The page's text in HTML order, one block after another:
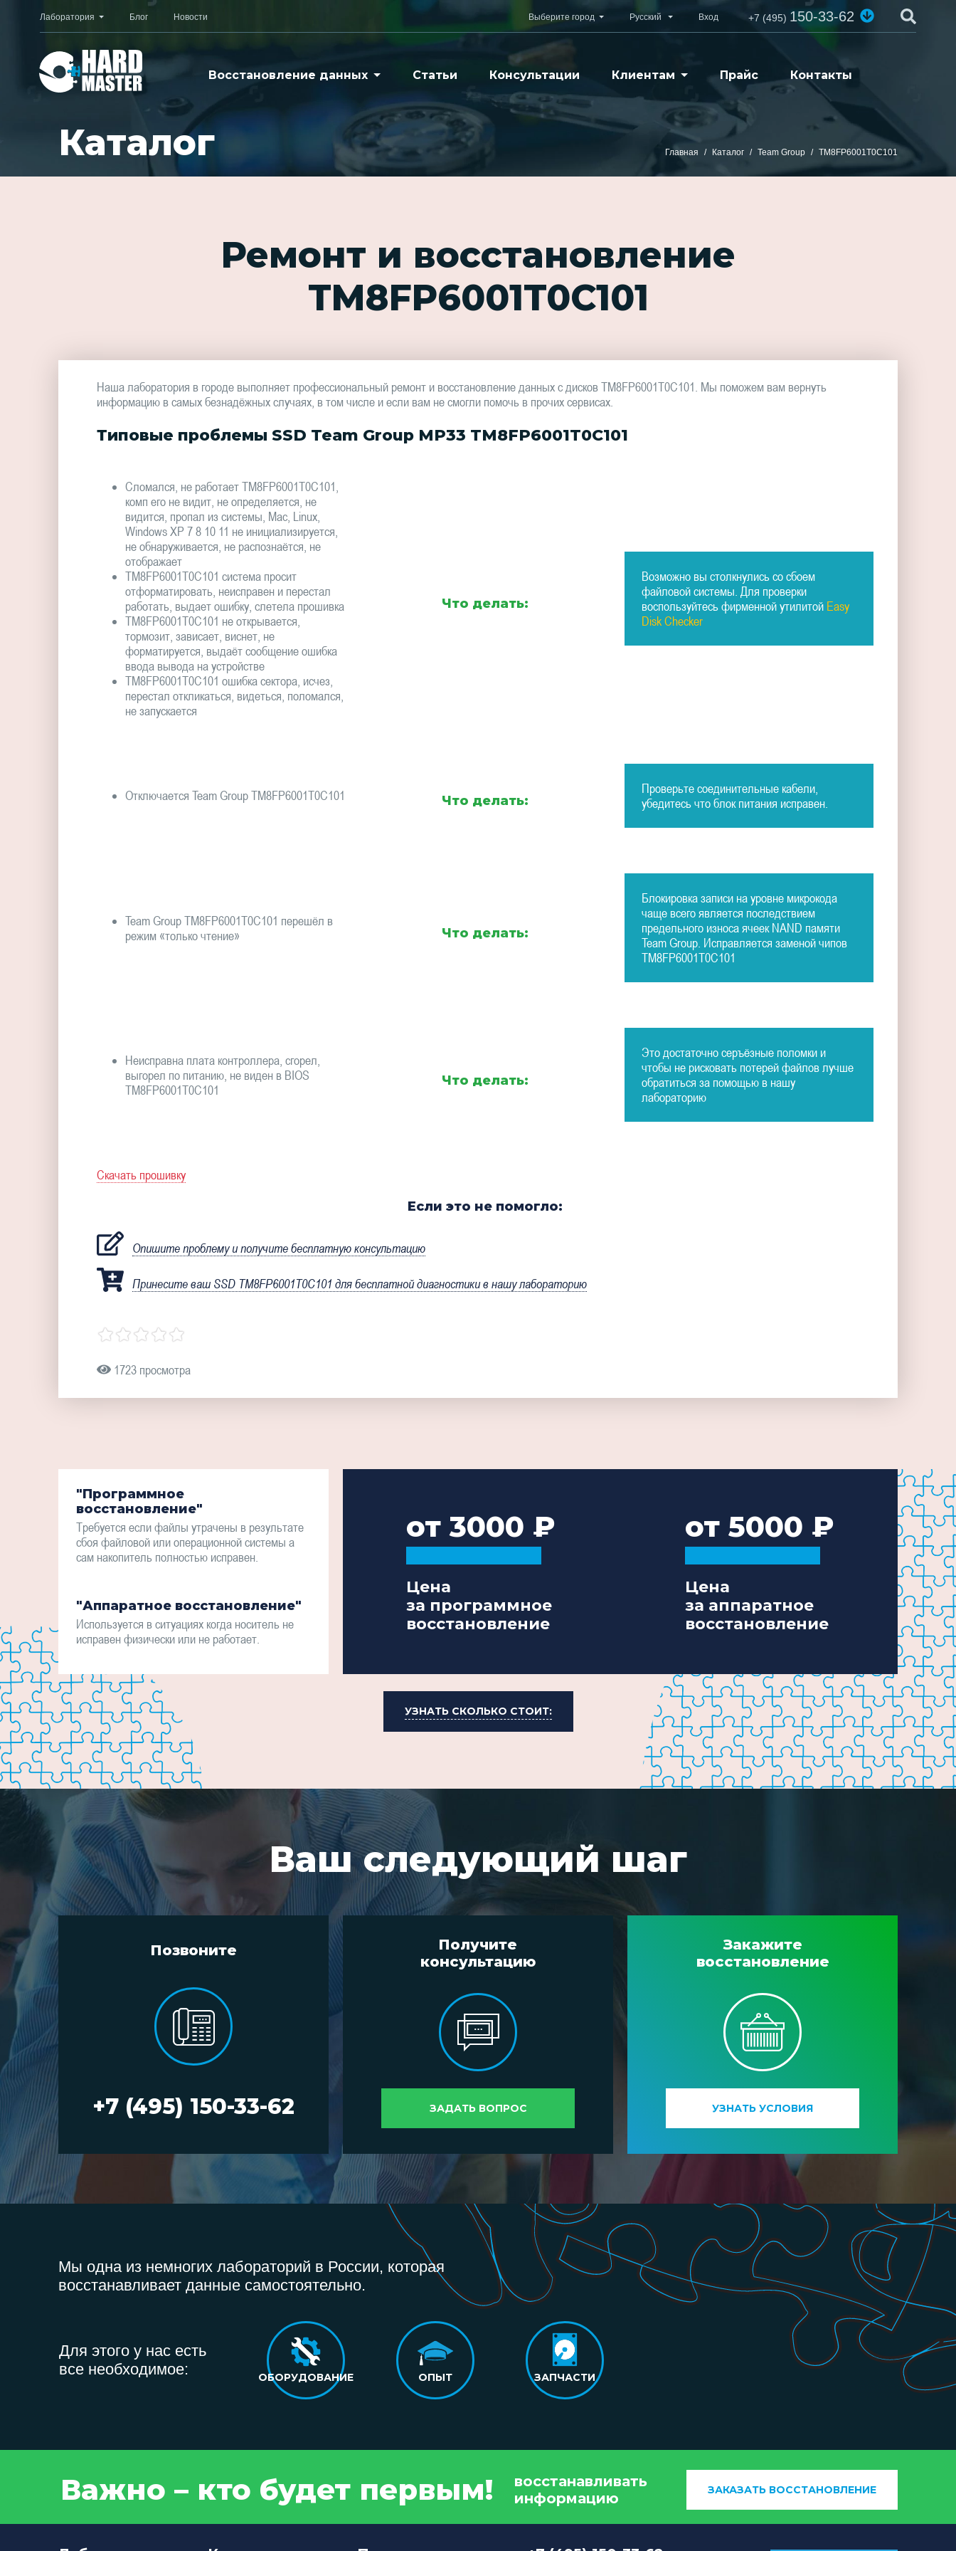
Восстановление данных Статьи Консультации Клиентам Прайс Контакты
Лаборатория Блог Новости Выберите город Русский Вход +7 (495)150-33-62
Каталог Главная Каталог Team Group TM8FP6001T0C101
Ремонт и восстановление
TM8FP6001T0C101
Наша лаборатория в городе выполняет профессиональный ремонт и восстановление данных с дисков TM8FP6001T0C101. Мы поможем вам вернуть
информацию в самых безнадёжных случаях, в том числе и если вам не смогли помочь в прочих сервисах.
Типовые проблемы SSD Team Group MP33 TM8FP6001T0C101
Сломался, не работает TM8FP6001T0C101,
комп его не видит, не определяется, не
видится, пропал из системы, Mac, Linux,
Windows XP 7 8 10 11 не инициализируется,
не обнаруживается, не распознаётся, не
отображает
TM8FP6001T0C101 система просит
отформатировать, неисправен и перестал
работать, выдает ошибку, слетела прошивка
TM8FP6001T0C101 не открывается,
тормозит, зависает, виснет, не
форматируется, выдаёт сообщение ошибка
ввода вывода на устройстве
TM8FP6001T0C101 ошибка сектора, исчез,
перестал откликаться, видеться, поломался,
не запускается
Что делать:
Возможно вы столкнулись со сбоем
файловой системы. Для проверки
воспользуйтесь фирменной утилитой Easy
Disk Checker
Отключается Team Group TM8FP6001T0C101 Что делать:
Проверьте соединительные кабели,
убедитесь что блок питания исправен.
Team Group TM8FP6001T0C101 перешёл в
режим «только чтение»
Что делать:
Блокировка записи на уровне микрокода
чаще всего является последствием
предельного износа ячеек NAND памяти
Team Group. Исправляется заменой чипов
TM8FP6001T0C101
Неисправна плата контроллера, сгорел,
выгорел по питанию, не виден в BIOS
TM8FP6001T0C101
Что делать:
Это достаточно серъёзные поломки и
чтобы не рисковать потерей файлов лучше
обратиться за помощью в нашу
лабораторию
Скачать прошивку
Если это не помогло:
Опишите проблему и получите бесплатную консультацию
Принесите ваш SSD TM8FP6001T0C101 для бесплатной диагностики в нашу лабораторию
1723 просмотра
"Программное
восстановление"
Требуется если файлы утрачены в результате
сбоя файловой или операционной системы а
сам накопитель полностью исправен.
"Аппаратное восстановление"
Используется в ситуациях когда носитель не
исправен физически или не работает.
от 3000
Цена
за программное
восстановление
от 5000
Цена
за аппаратное
восстановление
УЗНАТЬ СКОЛЬКО СТОИТ:
Ваш следующий шаг
Позвоните
+7 (495) 150-33-62
Получите
консультацию
ЗАДАТЬ ВОПРОС
Закажите
восстановление
УЗНАТЬ УСЛОВИЯ
Мы одна из немногих лабораторий в России, которая
восстанавливает данные самостоятельно.
Для этого у нас есть
все необходимое:
ОБОРУДОВАНИЕ ОПЫТ ЗАПЧАСТИ
Важно – кто будет первым!
восстанавливать
информацию
ЗАКАЗАТЬ ВОССТАНОВЛЕНИЕ